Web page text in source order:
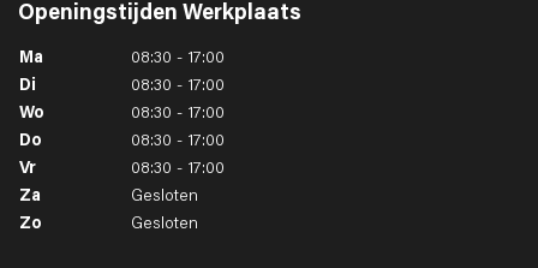
Openingstijden Werkplaats
Ma
08:30 - 17:00
Di
08:30 - 17:00
Wo
08:30 - 17:00
Do
08:30 - 17:00
Vr
08:30 - 17:00
Za
Gesloten
Zo
Gesloten